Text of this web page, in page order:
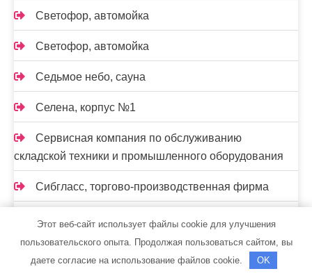
Светофор, автомойка
Светофор, автомойка
Седьмое небо, сауна
Селена, корпус №1
Сервисная компания по обслуживанию
складской техники и промышленного оборудования
Сибгласс, торгово-производственная фирма
Сибирская баня на дровах, Сибирская баня на
Этот веб-сайт использует файлы cookie для улучшения
пользовательского опыта. Продолжая пользоваться сайтом, вы
даете согласие на использование файлов cookie.
OK